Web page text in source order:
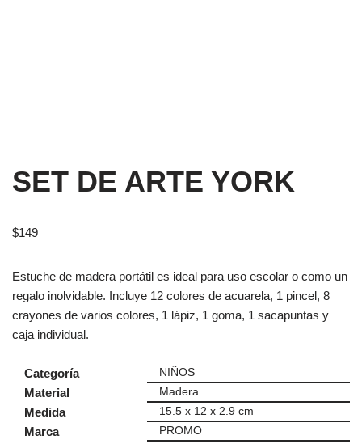
SET DE ARTE YORK
$149
Estuche de madera portátil es ideal para uso escolar o como un
regalo inolvidable. Incluye 12 colores de acuarela, 1 pincel, 8
crayones de varios colores, 1 lápiz, 1 goma, 1 sacapuntas y
caja individual.
Categoría NIÑOS
Material Madera
Medida 15.5 x 12 x 2.9 cm
Marca PROMO